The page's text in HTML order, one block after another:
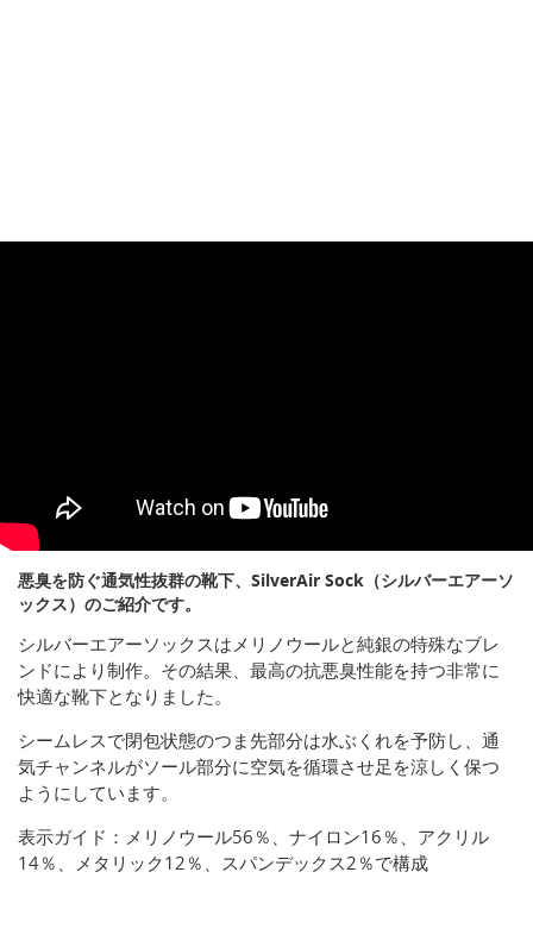
悪臭を防ぐ通気性抜群の靴下、SilverAir Sock（シルバーエアーソ
ックス）のご紹介です。
シルバーエアーソックスはメリノウールと純銀の特殊なブレ
ンドにより制作。その結果、最高の抗悪臭性能を持つ非常に
快適な靴下となりました。
シームレスで閉包状態のつま先部分は水ぶくれを予防し、通
気チャンネルがソール部分に空気を循環させ足を涼しく保つ
ようにしています。
表示ガイド：メリノウール56％、ナイロン16％、アクリル
14％、メタリック12％、スパンデックス2％で構成